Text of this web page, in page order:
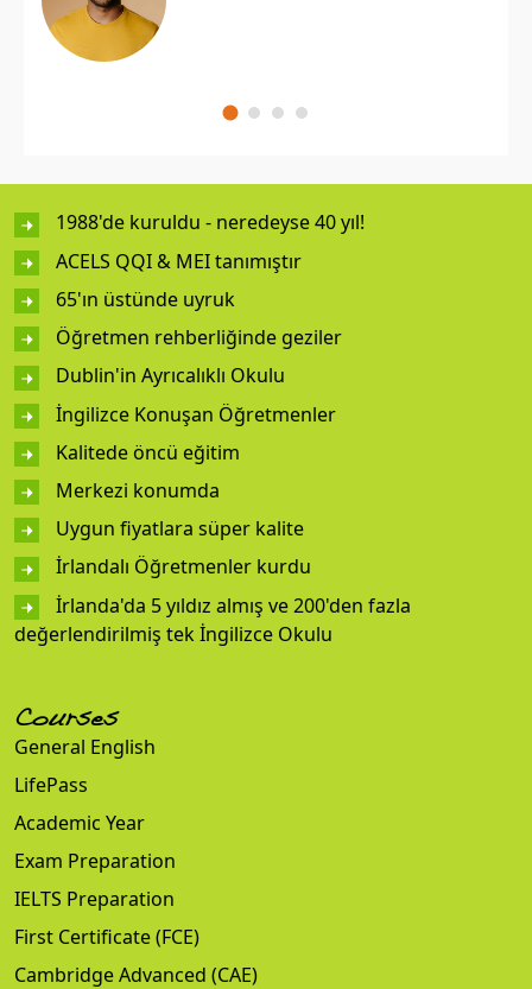
1988'de kuruldu - neredeyse 40 yıl!
ACELS QQI & MEI tanımıştır
65'ın üstünde uyruk
Öğretmen rehberliğinde geziler
Dublin'in Ayrıcalıklı Okulu
İngilizce Konuşan Öğretmenler
Kalitede öncü eğitim
Merkezi konumda
Uygun fiyatlara süper kalite
İrlandalı Öğretmenler kurdu
İrlanda'da 5 yıldız almış ve 200'den fazla
değerlendirilmiş tek İngilizce Okulu
Courses
General English
LifePass
Academic Year
Exam Preparation
IELTS Preparation
First Certificate (FCE)
Cambridge Advanced (CAE)